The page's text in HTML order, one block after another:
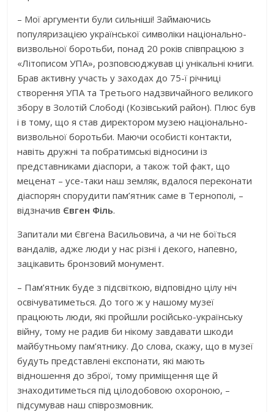
– Мої аргументи були сильніші! Займаючись
популяризацією української символіки національно-
визвольної боротьби, понад 20 років співпрацюю з
«Літописом УПА», розповсюджував ці унікальні книги.
Брав активну участь у заходах до 75-ї річниці
створення УПА та Третього надзвичайного великого
збору в Золотій Слободі (Козівський район). Плюс був
і в тому, що я став директором музею національно-
визвольної боротьби. Маючи особисті контакти,
навіть дружні та побратимські відносини із
представниками діаспори, а також той факт, що
меценат – усе-таки наш земляк, вдалося переконати
діаспорян спорудити пам’ятник саме в Тернополі, –
відзначив Євген Філь.
Запитали ми Євгена Васильовича, а чи не боїться
вандалів, адже люди у нас різні і декого, напевно,
зацікавить бронзовий монумент.
– Пам’ятник буде з підсвіткою, відповідно цілу ніч
освічуватиметься. До того ж у нашому музеї
працюють люди, які пройшли російсько-українську
війну, тому не радив би нікому завдавати шкоди
майбутньому пам’ятнику. До слова, скажу, що в музеї
будуть представлені експонати, які мають
відношення до зброї, тому приміщення ще й
знаходитиметься під цілодобовою охороною, –
підсумував наш співрозмовник.